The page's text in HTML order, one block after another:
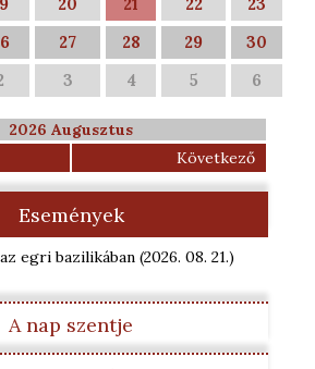
27 28 29
30
3 4 5 6
2026 Augusztus
Következő
Események
egri bazilikában (2026. 08. 21.)
A nap szentje